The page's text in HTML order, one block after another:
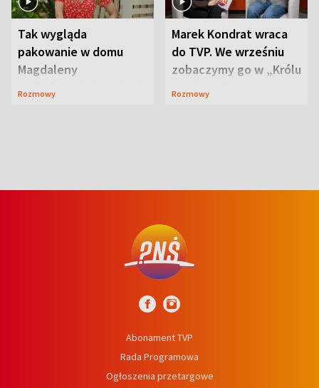
Tak wygląda
pakowanie w domu
Magdaleny
Waligórskiej-Lisieckiej.
Rozmowy
Marek Kondrat wraca
do TVP. We wrześniu
zobaczymy go w „Królu
Maciusiu I”
Rozmowy
Abonament TVP
Rada Programowa
Ogłoszenia przetargowe